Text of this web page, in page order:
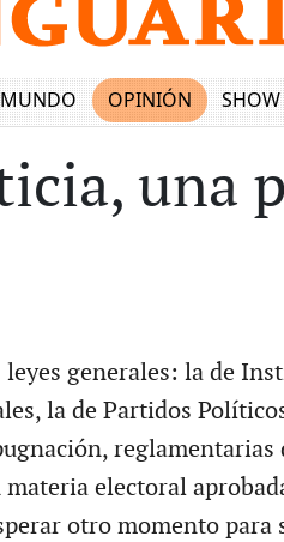
MUNDO OPINIÓN SHOW
una
generales: la de
la de Partidos
reglamentarias
electoral
otro momento para